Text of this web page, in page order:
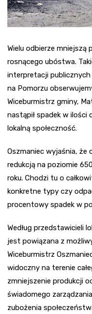
Wielu odbierze mniejszą
rosnącego ubóstwa.
interpretacji
na Pomorzu
Wiceburmistrz gminy,
nastąpił spadek w ilości
lokalną społeczność.
Oszmaniec wyjaśnia, że
redukcją na poziomie
roku. Chodzi tu o
konkretne typy czy
procentowy spadek w
Według przedstawicieli
jest powiązana z
Wiceburmistrz
widoczny na terenie
zmniejszenie produkcji
świadomego
zubożenia